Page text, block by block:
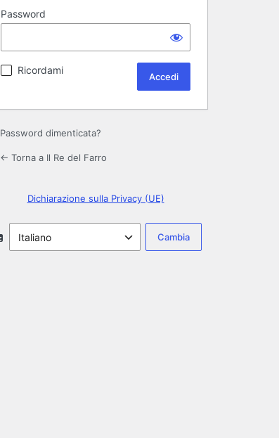
Password
Ricordami
Password dimenticata?
← Torna a Il Re del Farro
Dichiarazione sulla Privacy (UE)
Lingua